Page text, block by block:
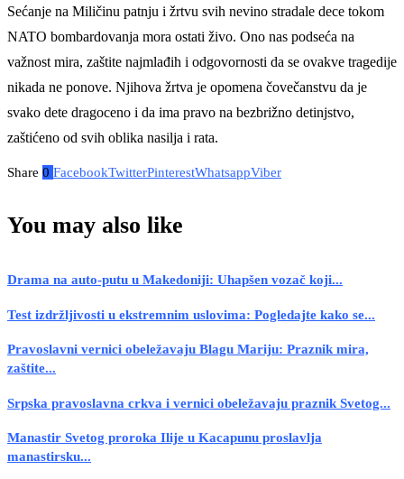
Sećanje na Miličinu patnju i žrtvu svih nevino stradale dece tokom
NATO bombardovanja mora ostati živo. Ono nas podseća na
važnost mira, zaštite najmlađih i odgovornosti da se ovakve tragedije
nikada ne ponove. Njihova žrtva je opomena čovečanstvu da je
svako dete dragoceno i da ima pravo na bezbrižno detinjstvo,
zaštićeno od svih oblika nasilja i rata.
Share 0 FacebookTwitterPinterestWhatsappViber
You may also like
Drama na auto-putu u Makedoniji: Uhapšen vozač koji...
Test izdržljivosti u ekstremnim uslovima: Pogledajte kako se...
Pravoslavni vernici obeležavaju Blagu Mariju: Praznik mira,
zaštite...
Srpska pravoslavna crkva i vernici obeležavaju praznik Svetog...
Manastir Svetog proroka Ilije u Kacapunu proslavlja
manastirsku...